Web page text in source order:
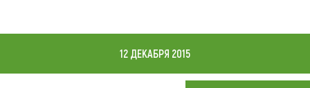
Где остановиться
12 ДЕКАБРЯ 2015